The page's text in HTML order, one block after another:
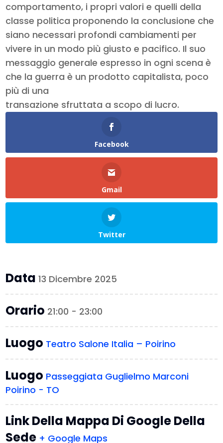
comportamento, i propri valori e quelli della
classe politica proponendo la conclusione che
siano necessari profondi cambiamenti per
vivere in un modo più giusto e pacifico. Il suo
messaggio generale espresso in ogni scena è
che la guerra è un prodotto capitalista, poco
più di una
transazione sfruttata a scopo di lucro.
Facebook
Gmail
Twitter
Data13 Dicembre 2025
Orario 21:00 - 23:00
Luogo Teatro Salone Italia – Poirino
Luogo Passeggiata Guglielmo Marconi
Poirino - TO
Link Della Mappa Di Google Della
Sede + Google Maps